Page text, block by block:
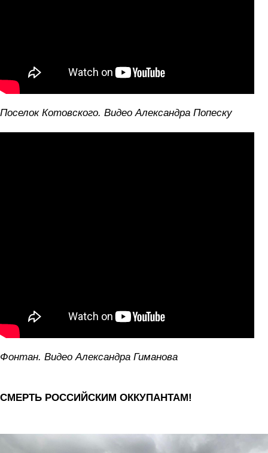
Поселок Котовского. Видео Александра Попеску
Фонтан. Видео Александра Гиманова
СМЕРТЬ РОССИЙСКИМ ОККУПАНТАМ!